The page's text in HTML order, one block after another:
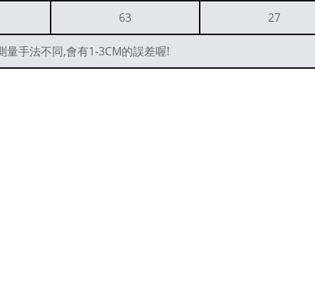
63 27
手法不同,會有1-3CM的誤差喔!